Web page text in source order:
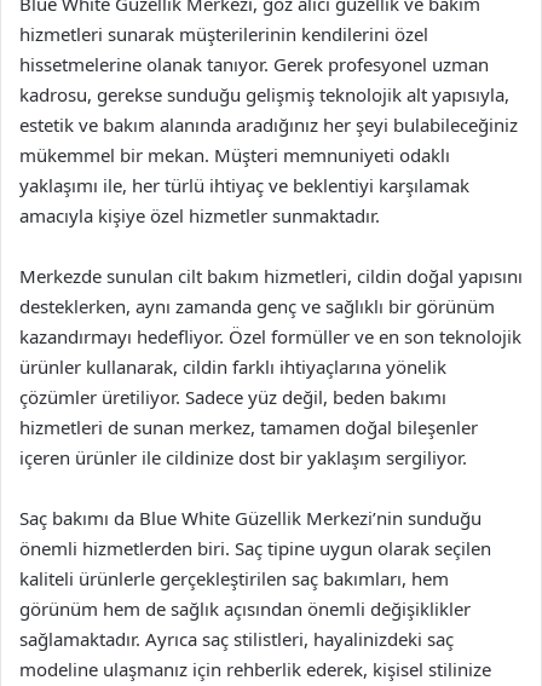
hizmetleri sunarak müşterilerinin kendilerini özel
hissetmelerine olanak tanıyor. Gerek profesyonel uzman
kadrosu, gerekse sunduğu gelişmiş teknolojik alt yapısıyla,
estetik ve bakım alanında aradığınız her şeyi bulabileceğiniz
mükemmel bir mekan. Müşteri memnuniyeti odaklı
yaklaşımı ile, her türlü ihtiyaç ve beklentiyi karşılamak
amacıyla kişiye özel hizmetler sunmaktadır.
Merkezde sunulan cilt bakım hizmetleri, cildin doğal yapısını
desteklerken, aynı zamanda genç ve sağlıklı bir görünüm
kazandırmayı hedefliyor. Özel formüller ve en son teknolojik
ürünler kullanarak, cildin farklı ihtiyaçlarına yönelik
çözümler üretiliyor. Sadece yüz değil, beden bakımı
hizmetleri de sunan merkez, tamamen doğal bileşenler
içeren ürünler ile cildinize dost bir yaklaşım sergiliyor.
Saç bakımı da Blue White Güzellik Merkezi’nin sunduğu
önemli hizmetlerden biri. Saç tipine uygun olarak seçilen
kaliteli ürünlerle gerçekleştirilen saç bakımları, hem
görünüm hem de sağlık açısından önemli değişiklikler
sağlamaktadır. Ayrıca saç stilistleri, hayalinizdeki saç
modeline ulaşmanız için rehberlik ederek, kişisel stilinize